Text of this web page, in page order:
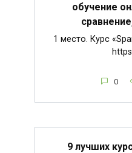
обучение
1 место. Курс
0
9 лучших